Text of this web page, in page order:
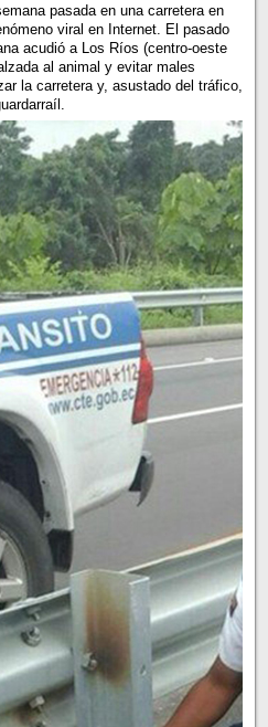
pasada en una carretera en
viral en Internet. El pasado
acudió a Los Ríos (centro-oeste
al animal y evitar males
la carretera y, asustado del tráfico,